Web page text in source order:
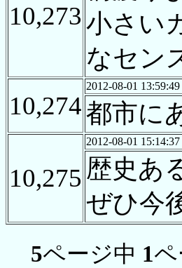
10,273小さい
なセン
10,274
2012-08-01 13:59:49
都市に
10,275
2012-08-01 15:14:37
歴史あ
ぜひ今
5ページ中 1